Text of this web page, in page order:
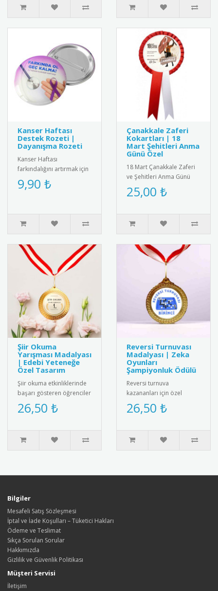
Kanser Haftası
Destek Rozeti |
Dayanışma Rozeti
Kanser Haftası
farkındalığını artırmak için
özel tasarlanmış pembe
kurdeleli destek rozeti.
9,90 ₺
Çanakkale Zaferi
Kokartları | 18
Mart Şehitleri Anma
Günü Özel
18 Mart Çanakkale Zaferi
ve Şehitleri Anma Günü
için özel tasarlanmış
kaliteli kokart seti.
25,00 ₺
Şiir Okuma
Yarışması Madalyası
| Edebi Yeteneğe
Özel Tasarım
Şiir okuma etkinliklerinde
başarı gösteren öğrenciler
için özel olarak
tasarlanmış madalya.
26,50 ₺
Reversi Turnuvası
Madalyası | Zeka
Oyunları
Şampiyonluk Ödülü
Reversi turnuva
kazananları için özel
tasarım madalya. Strateji
ve zeka oyunları başarısını
26,50 ₺
Bilgiler
Mesafeli Satış Sözleşmesi
İptal ve İade Koşulları – Tüketici Hakları
Ödeme ve Teslimat
Sıkça Sorulan Sorular
Hakkımızda
Gizlilik ve Güvenlik Politikası
Müşteri Servisi
İletişim